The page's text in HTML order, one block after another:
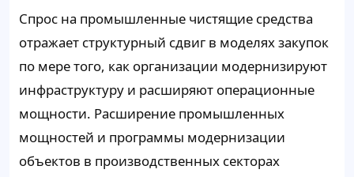
Спрос на промышленные чистящие средства
отражает структурный сдвиг в моделях закупок
по мере того, как организации модернизируют
инфраструктуру и расширяют операционные
мощности. Расширение промышленных
мощностей и программы модернизации
объектов в производственных секторах